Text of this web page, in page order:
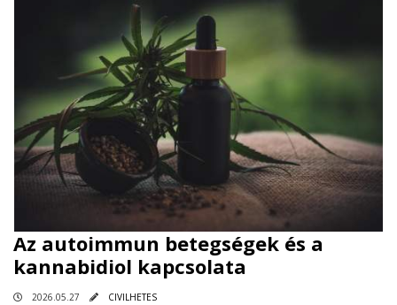
Az autoimmun betegségek és a
kannabidiol kapcsolata
2026.05.27 CIVILHETES